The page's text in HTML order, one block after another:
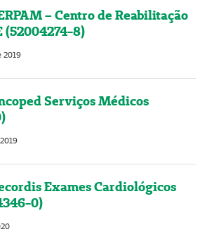
– Centro de Reabilitação
(52004274-8)
2019
Serviços Médicos
Exames Cardiológicos
0)